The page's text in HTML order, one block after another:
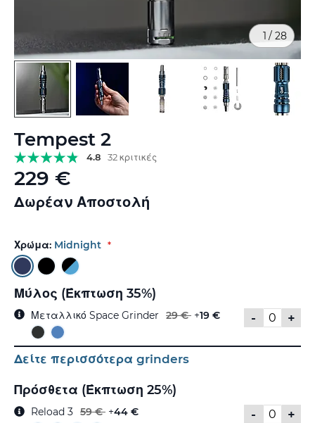
Tempest 2
4.8 32 κριτικές
229 €
Δωρέαν Αποστολή
Χρώμα: Midnight
Μύλος (Έκπτωση 35%)
-
+
Μεταλλικό Space Grinder 29 € +19 €
Δείτε περισσότερα grinders
Πρόσθετα (Έκπτωση 25%)
-
+
Reload 3 59 € +44 €
1 / 28
στην
αρχή
της
συλλογής
εικόνων